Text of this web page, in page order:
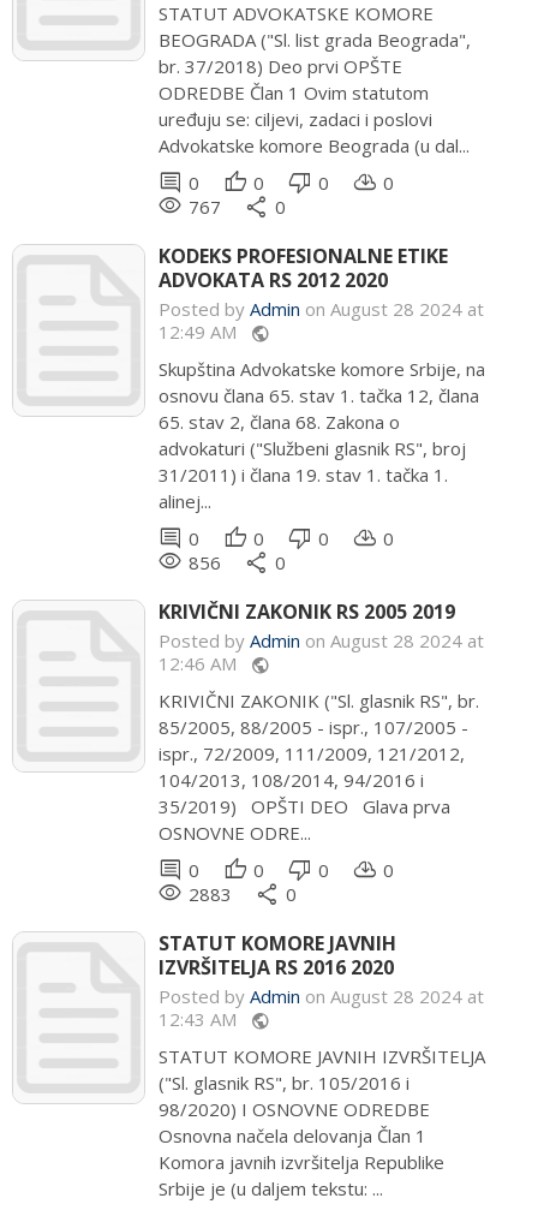
STATUT ADVOKATSKE KOMORE
BEOGRADA ("Sl. list grada Beograda",
br. 37/2018) Deo prvi OPŠTE
ODREDBE Član 1 Ovim statutom
uređuju se: ciljevi, zadaci i poslovi
Advokatske komore Beograda (u dal...
comment 0 thumb_up 0 thumb_down 0 cloud_download 0
remove_red_eye 767 share 0
KODEKS PROFESIONALNE ETIKE
ADVOKATA RS 2012 2020
Posted by Admin on August 28 2024 at
12:49 AM public
Skupština Advokatske komore Srbije, na
osnovu člana 65. stav 1. tačka 12, člana
65. stav 2, člana 68. Zakona o
advokaturi ("Službeni glasnik RS", broj
31/2011) i člana 19. stav 1. tačka 1.
alinej...
comment 0 thumb_up 0 thumb_down 0 cloud_download 0
remove_red_eye 856 share 0
KRIVIČNI ZAKONIK RS 2005 2019
Posted by Admin on August 28 2024 at
12:46 AM public
KRIVIČNI ZAKONIK ("Sl. glasnik RS", br.
85/2005, 88/2005 - ispr., 107/2005 -
ispr., 72/2009, 111/2009, 121/2012,
104/2013, 108/2014, 94/2016 i
35/2019) OPŠTI DEO Glava prva
OSNOVNE ODRE...
comment 0 thumb_up 0 thumb_down 0 cloud_download 0
remove_red_eye 2883 share 0
STATUT KOMORE JAVNIH
IZVRŠITELJA RS 2016 2020
Posted by Admin on August 28 2024 at
12:43 AM public
STATUT KOMORE JAVNIH IZVRŠITELJA
("Sl. glasnik RS", br. 105/2016 i
98/2020) I OSNOVNE ODREDBE
Osnovna načela delovanja Član 1
Komora javnih izvršitelja Republike
Srbije je (u daljem tekstu: ...